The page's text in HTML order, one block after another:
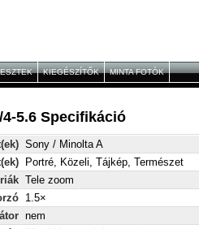
KIEGÉSZÍTŐK MINTA FOTÓK
5.6 Specifikáció
Sony / Minolta A
Portré, Közeli, Tájkép, Természet
Tele zoom
1.5×
nem